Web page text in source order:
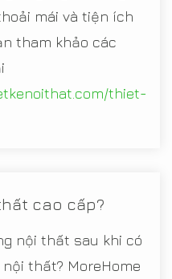
mái và tiện ích
tham khảo các
thiet-
cao cấp?
nội thất sau khi có
thất? MoreHome